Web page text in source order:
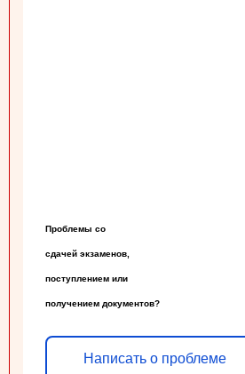
Проблемы со
сдачей экзаменов,
поступлением или
получением документов?
Написать о проблеме